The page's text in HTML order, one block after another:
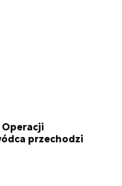
Operacji
przechodzi